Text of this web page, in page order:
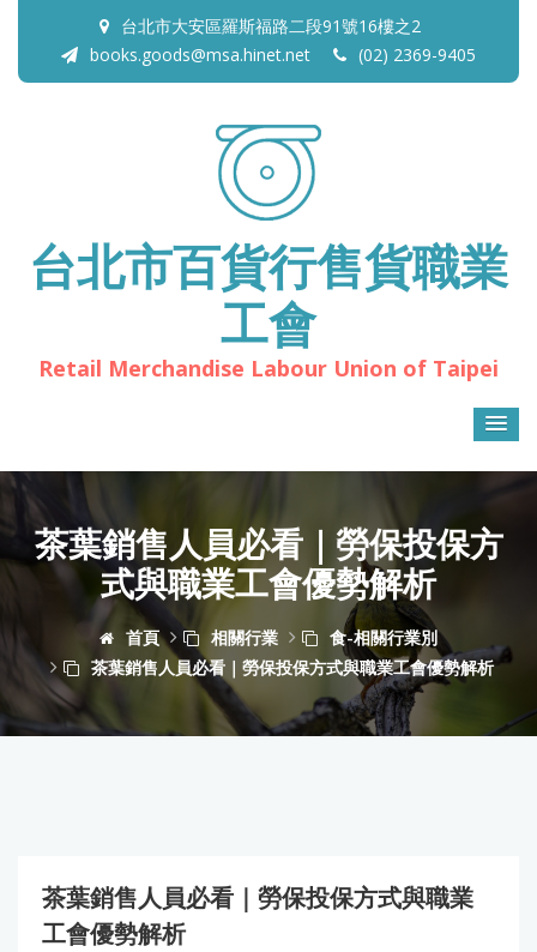
台北市大安區羅斯福路二段91號16樓之2
books.goods@msa.hinet.net
(02) 2369-9405
台北市百貨行售貨職業
工會
Retail Merchandise Labour Union of Taipei
茶葉銷售人員必看｜勞保投保方
式與職業工會優勢解析
首頁 相關行業
食-相關行業別
茶葉銷售人員必看｜勞保投保方式與職業工會優勢解析
茶葉銷售人員必看｜勞保投保方式與職業
工會優勢解析